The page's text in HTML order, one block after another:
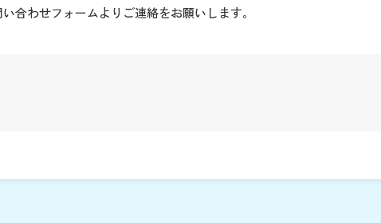
合わせフォームよりご連絡をお願いします。